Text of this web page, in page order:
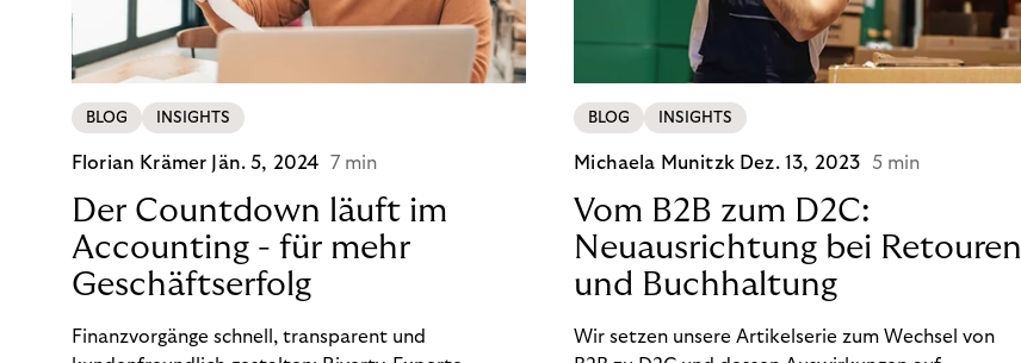
BLOG INSIGHTS
Florian Krämer Jän. 5, 2024 7 min
Der Countdown läuft im
Accounting - für mehr
Geschäftserfolg
Finanzvorgänge schnell, transparent und
BLOG INSIGHTS
Michaela Munitzk Dez. 13, 2023 5 min
Vom B2B zum D2C:
Neuausrichtung bei Retouren
und Buchhaltung
Wir setzen unsere Artikelserie zum Wechsel von